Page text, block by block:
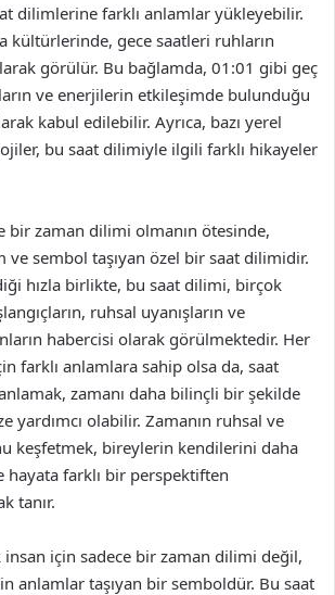
dilimlerine farklı anlamlar yükleyebilir.
kültürlerinde, gece saatleri ruhların
görülür. Bu bağlamda, 01:01 gibi geç
ve enerjilerin etkileşimde bulunduğu
kabul edilebilir. Ayrıca, bazı yerel
bu saat dilimiyle ilgili farklı hikayeler
bir zaman dilimi olmanın ötesinde,
ve sembol taşıyan özel bir saat dilimidir.
hızla birlikte, bu saat dilimi, birçok
ruhsal uyanışların ve
habercisi olarak görülmektedir. Her
farklı anlamlara sahip olsa da, saat
zamanı daha bilinçli bir şekilde
yardımcı olabilir. Zamanın ruhsal ve
keşfetmek, bireylerin kendilerini daha
hayata farklı bir perspektiften
tanır.
için sadece bir zaman dilimi değil,
anlamlar taşıyan bir semboldür. Bu saat